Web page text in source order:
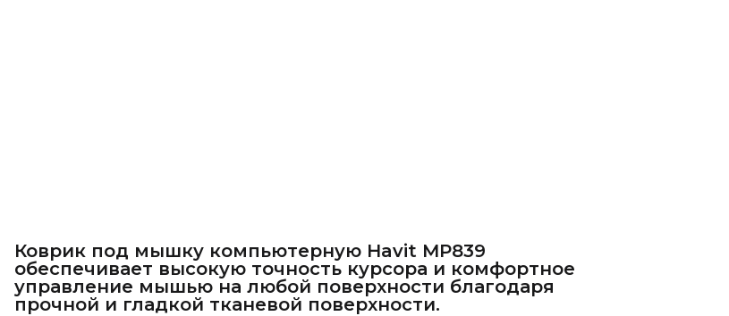
Коврик под мышку компьютерную Havit MP839
обеспечивает высокую точность курсора и комфортное
управление мышью на любой поверхности благодаря
прочной и гладкой тканевой поверхности.